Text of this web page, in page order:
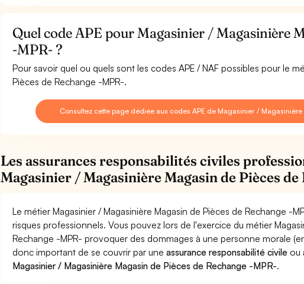
Quel code APE pour Magasinier / Magasinière
-MPR- ?
Pour savoir quel ou quels sont les codes APE / NAF possibles pour le
Pièces de Rechange -MPR-.
Consultez cette page dédiée aux codes APE de Magasinier /
Les assurances responsabilités civiles
Magasinier / Magasinière Magasin de Pièces de
Le métier Magasinier / Magasinière Magasin de Pièces de Rechange -
risques professionnels. Vous pouvez lors de l'exercice du métier
Rechange -MPR- provoquer des dommages à une personne morale
donc important de se couvrir par uneassurance responsabilité civile ou
Magasinier / Magasinière Magasin de Pièces de Rechange -MPR-.